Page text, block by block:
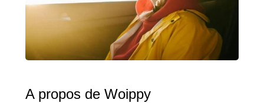
A propos de Woippy